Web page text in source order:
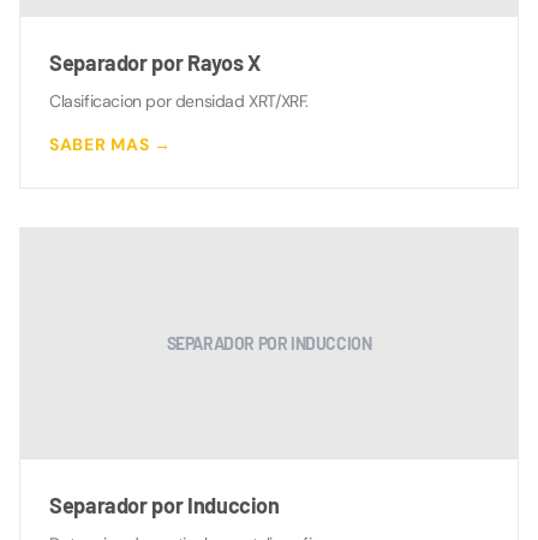
Separador por Rayos X
Clasificacion por densidad XRT/XRF.
SABER MAS →
SEPARADOR POR INDUCCION
Separador por Induccion